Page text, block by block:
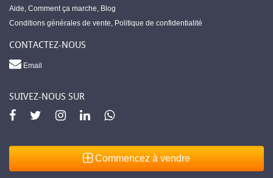
Aide, Comment ça marche, Blog
Conditions générales de vente, Politique de confidentialité
CONTACTEZ-NOUS
Email
SUIVEZ-NOUS SUR
Commencez à vendre